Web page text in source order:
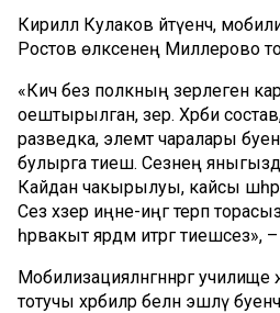
Кирилл Кулаков әйтүенчә,
Ростов өлкәсенең Миллерово
«Кичә без полкның әзерлеген
оештырылган, әзер. Хәрби
разведка, элемтә чаралары
булырга тиеш. Сезнең
Кайдан чакырылуы, кайсы
Сез хәзер иңне-иңгә терәп
һәрвакыт ярдәм итәргә тиешсез»,
Мобилизацияләнгәннәргә
тотучы хәрбиләр белән эшләү